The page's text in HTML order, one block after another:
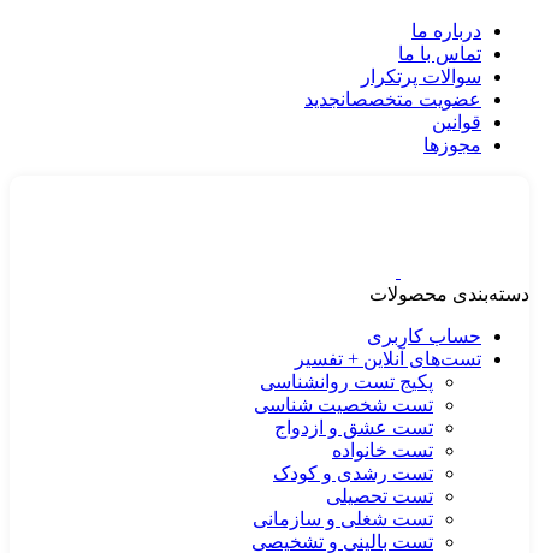
درباره ما
تماس با ما
سوالات پرتکرار
عضویت متخصصانجدید
قوانین
مجوزها
دسته‌بندی محصولات
حساب کاربری
تست‌های آنلاین + تفسیر
پکیج تست روانشناسی
تست شخصیت شناسی
تست عشق و ازدواج
تست خانواده
تست رشدی و کودک
تست تحصیلی
تست شغلی و سازمانی
تست بالینی و تشخیصی